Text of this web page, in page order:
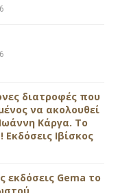
διατροφές που
να ακολουθεί
Κάργα. Το
Ιβίσκος
εκδόσεις Gema το